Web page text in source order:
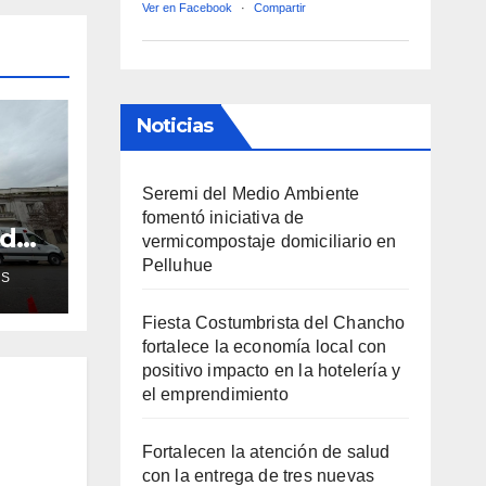
Ver en Facebook · Compartir
Noticias
Seremi del Medio Ambiente
fomentó iniciativa de
vermicompostaje domiciliario en
Pelluhue
Fiesta Costumbrista del Chancho
fortalece la economía local con
positivo impacto en la hotelería y
el emprendimiento
Fortalecen la atención de salud
con la entrega de tres nuevas